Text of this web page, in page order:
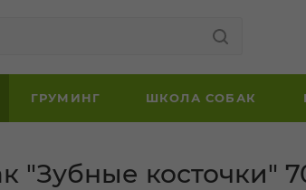
ГРУМИНГ ШКОЛА СОБАК
"Зубные косточки"